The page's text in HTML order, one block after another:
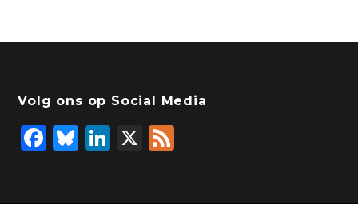
Volg ons op Social Media
F
Bl
Li
X